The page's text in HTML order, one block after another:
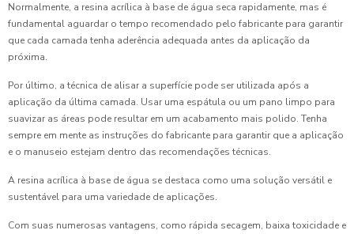
Normalmente, a resina acrílica à base de água seca rapidamente, mas é
fundamental aguardar o tempo recomendado pelo fabricante para garantir
que cada camada tenha aderência adequada antes da aplicação da
próxima.
Por último, a técnica de alisar a superfície pode ser utilizada após a
aplicação da última camada. Usar uma espátula ou um pano limpo para
suavizar as áreas pode resultar em um acabamento mais polido. Tenha
sempre em mente as instruções do fabricante para garantir que a aplicação
e o manuseio estejam dentro das recomendações técnicas.
A resina acrílica à base de água se destaca como uma solução versátil e
sustentável para uma variedade de aplicações.
Com suas numerosas vantagens, como rápida secagem, baixa toxicidade e